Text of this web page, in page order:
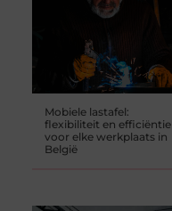
Mobiele lastafel:
flexibiliteit en efficiëntie
voor elke werkplaats in
België